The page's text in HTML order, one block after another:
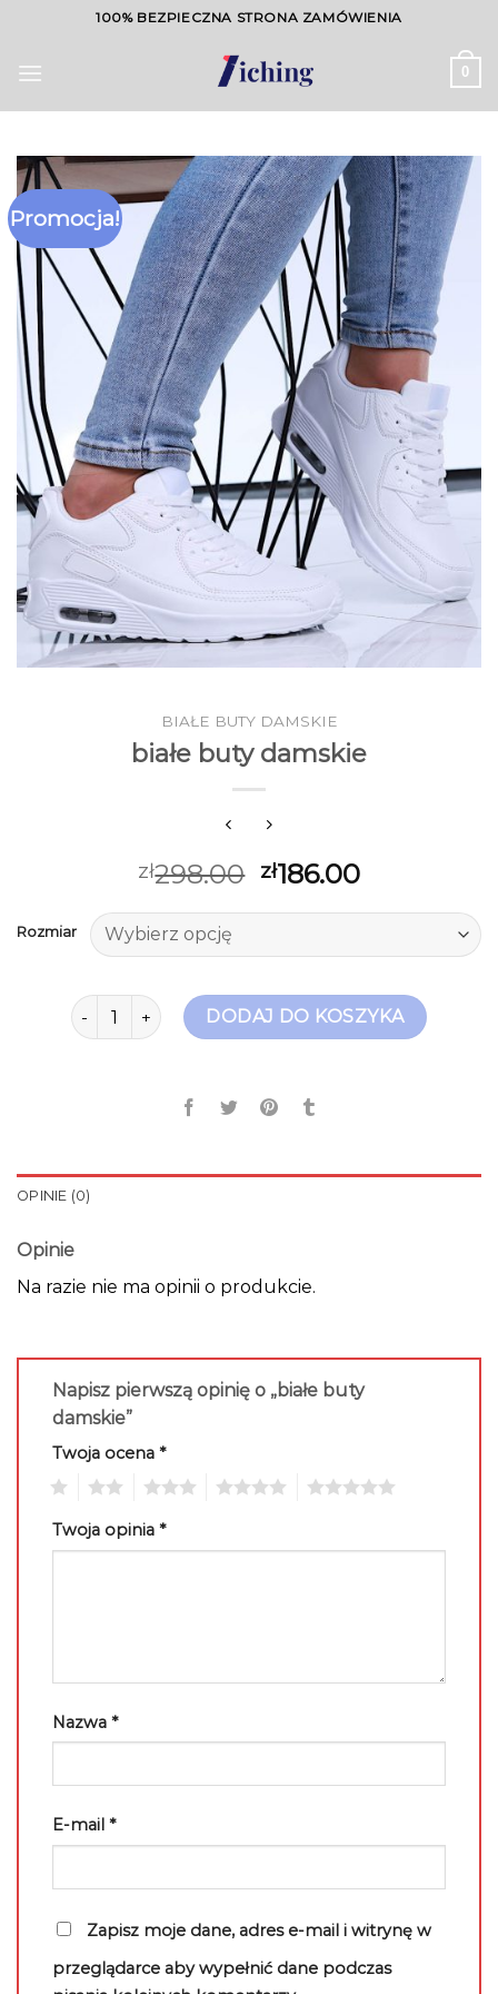
content
100% BEZPIECZNA STRONA ZAMÓWIENIA
0
Promocja!
BIAŁE BUTY DAMSKIE
białe buty damskie
zł298.00 zł186.00
Rozmiar
ilość białe buty damskieDODAJ DO KOSZYKA
OPINIE (0)
Opinie
Na razie nie ma opinii o produkcie.
Napisz pierwszą opinię o „białe buty
damskie”
Twoja ocena *
Twoja opinia *
Nazwa *
E-mail *
Zapisz moje dane, adres e-mail i witrynę w
przeglądarce aby wypełnić dane podczas